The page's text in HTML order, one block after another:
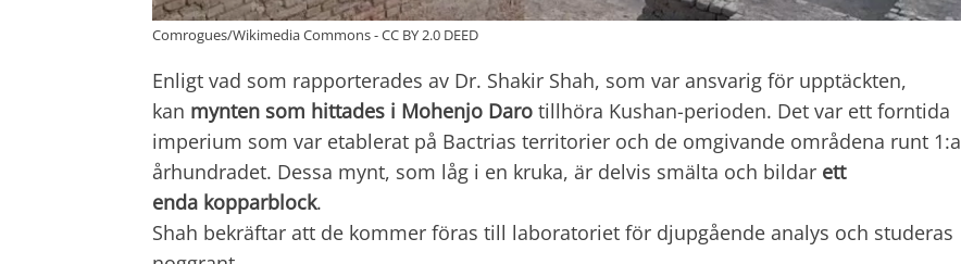
Comrogues/Wikimedia Commons - CC BY 2.0 DEED
Enligt vad som rapporterades av Dr. Shakir Shah, som var ansvarig för upptäckten,
kan mynten som hittades i Mohenjo Daro tillhöra Kushan-perioden. Det var ett forntida
imperium som var etablerat på Bactrias territorier och de omgivande områdena runt 1:a
århundradet. Dessa mynt, som låg i en kruka, är delvis smälta och bildar ett
enda kopparblock.
Shah bekräftar att de kommer föras till laboratoriet för djupgående analys och studeras